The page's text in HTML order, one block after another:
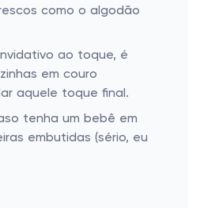
como o algodão
ao toque, é
em couro
aquele toque final.
tenha um bebê em
embutidas (sério, eu